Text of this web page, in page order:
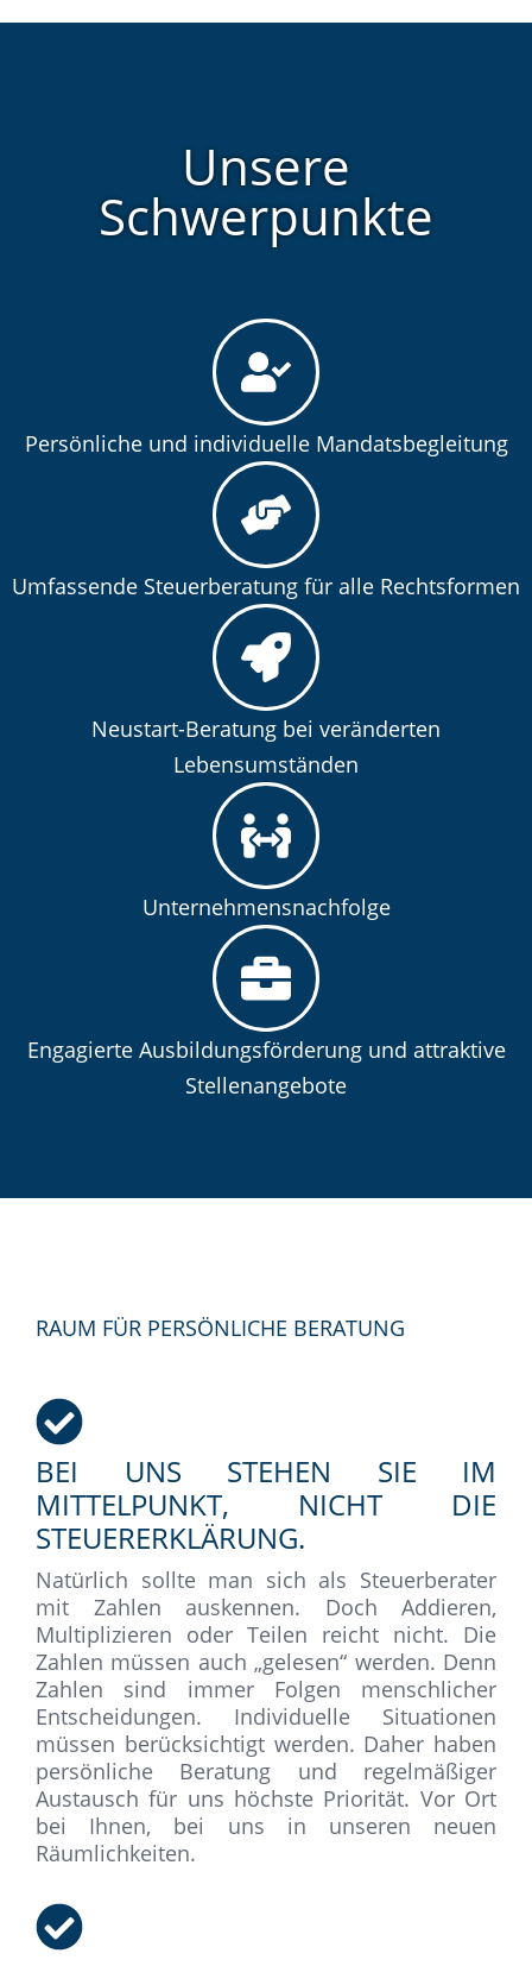
Unsere
Schwerpunkte
Persönliche und individuelle Mandatsbegleitung
Umfassende Steuerberatung für alle Rechtsformen
Neustart-Beratung bei veränderten
Lebensumständen
Unternehmensnachfolge
Engagierte Ausbildungsförderung und attraktive
Stellenangebote
RAUM FÜR PERSÖNLICHE BERATUNG
BEI UNS STEHEN SIE IM
MITTELPUNKT, NICHT DIE
STEUERERKLÄRUNG.
Natürlich sollte man sich als Steuerberater
mit Zahlen auskennen. Doch Addieren,
Multiplizieren oder Teilen reicht nicht. Die
Zahlen müssen auch „gelesen“ werden. Denn
Zahlen sind immer Folgen menschlicher
Entscheidungen. Individuelle Situationen
müssen berücksichtigt werden. Daher haben
persönliche Beratung und regelmäßiger
Austausch für uns höchste Priorität. Vor Ort
bei Ihnen, bei uns in unseren neuen
Räumlichkeiten.